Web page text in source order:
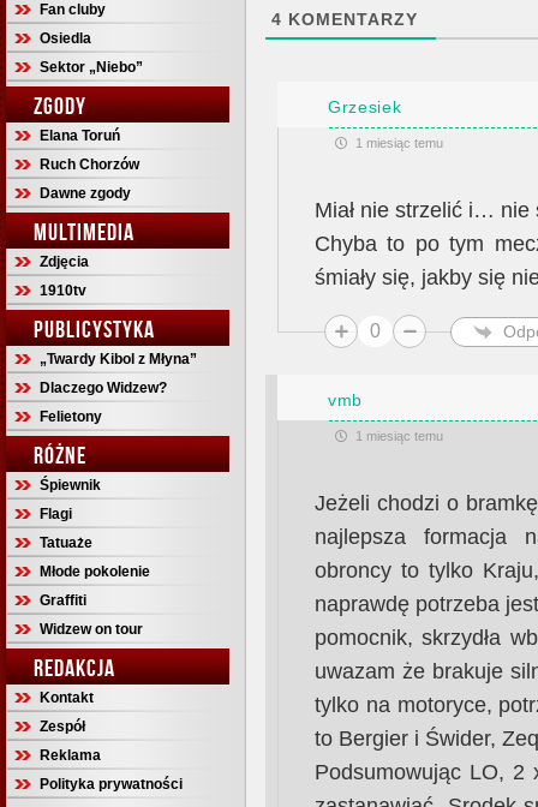
Fan cluby
Osiedla
Sektor „Niebo”
ZGODY
Elana Toruń
Ruch Chorzów
Dawne zgody
MULTIMEDIA
Zdjęcia
1910tv
PUBLICYSTYKA
„Twardy Kibol z Młyna”
Dlaczego Widzew?
Felietony
RÓŻNE
Śpiewnik
Flagi
Tatuaże
Młode pokolenie
Graffiti
Widzew on tour
REDAKCJA
Kontakt
Zespół
Reklama
Polityka prywatności
4 KOMENTARZY
Grzesiek
1 miesiąc temu
Miał nie strzelić i… nie
Chyba to po tym
śmiały się, jakby się
0
vmb
1 miesiąc temu
Jeżeli chodzi o
najlepsza formacja
obroncy to tylko
naprawdę potrzeba
pomocnik, skrzydła
uwazam że brakuje
tylko na motoryce,
to Bergier i Świder,
Podsumowując LO,